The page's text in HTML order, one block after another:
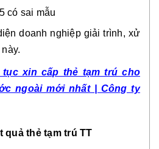
có sai mẫu
doanh nghiệp giải trình, xử
tục xin cấp thẻ tạm trú cho
ngoài mới nhất | Công ty
quả thẻ tạm trú TT